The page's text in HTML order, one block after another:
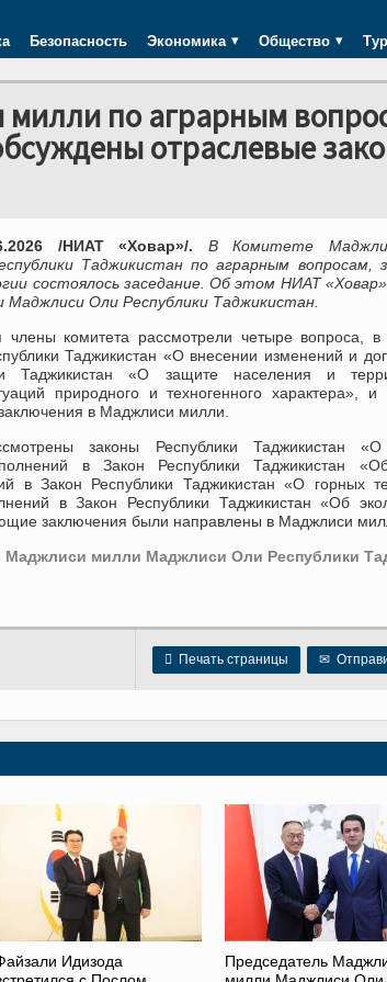
Безопасность Экономика Общество
по аграрным
отраслевые
/НИАТ «Ховар»/.
В Комитете
Таджикистан по аграрным вопросам,
состоялось заседание. Об этом НИАТ
Маджлиси Оли Республики Таджикистан.
члены комитета рассмотрели четыре вопроса,
Таджикистан «О внесении изменений и
Таджикистан «О защите населения и
природного и техногенного характера», и
в Маджлиси милли.
законы Республики Таджикистан «О
в Закон Республики Таджикистан
в Закон Республики Таджикистан «О горных
в Закон Республики Таджикистан «Об
заключения были направлены в Маджлиси
милли Маджлиси Оли Республики
 Печать страницы ✉
Идизода
Председатель